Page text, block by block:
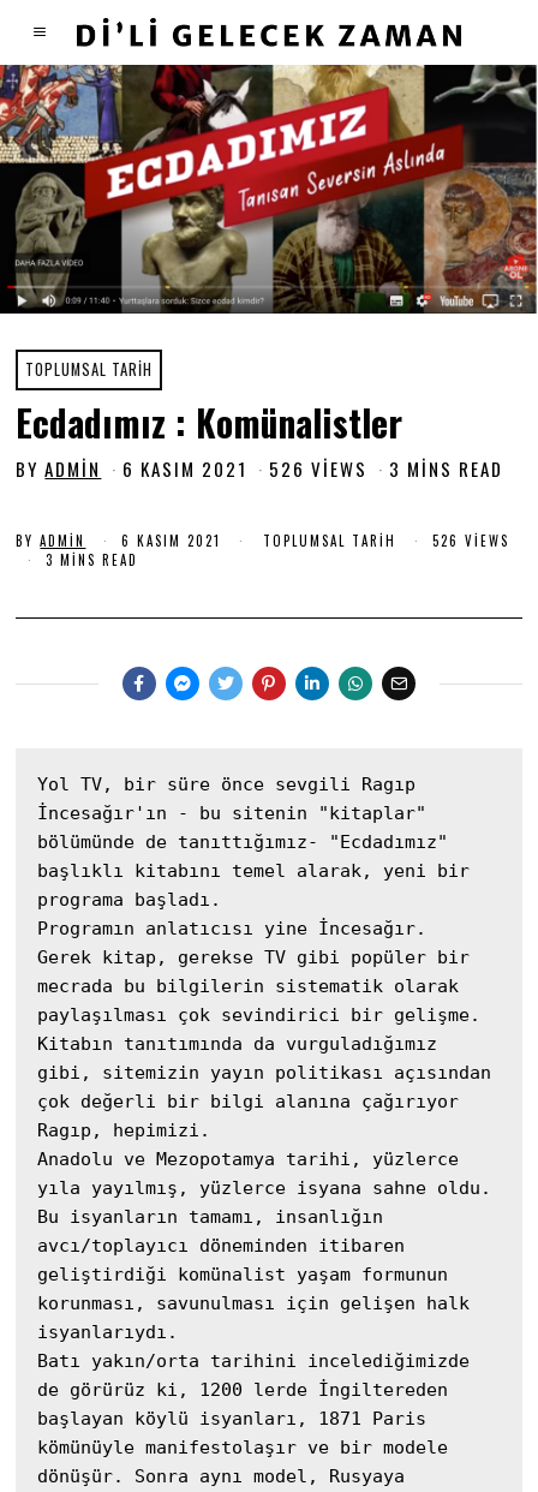
TOPLUMSAL TARIH
Ecdadımız : Komünalistler
BYADMIN 6 KASIM 2021 9
2
2
1
526 VIEWS 3 MINS READ
BYADMIN 6 KASIM 2021
0
2
1
TOPLUMSAL TARIH
526 VIEWS
3 MINS READ
Yol TV, bir süre önce sevgili Ragıp
İncesağır'ın - bu sitenin "kitaplar"
bölümünde de tanıttığımız- "Ecdadımız"
başlıklı kitabını temel alarak, yeni bir
programa başladı.
Programın anlatıcısı yine İncesağır.
Gerek kitap, gerekse TV gibi popüler bir
mecrada bu bilgilerin sistematik olarak
paylaşılması çok sevindirici bir gelişme.
Kitabın tanıtımında da vurguladığımız
gibi, sitemizin yayın politikası açısından
çok değerli bir bilgi alanına çağırıyor
Ragıp, hepimizi.
Anadolu ve Mezopotamya tarihi, yüzlerce
yıla yayılmış, yüzlerce isyana sahne oldu.
Bu isyanların tamamı, insanlığın
avcı/toplayıcı döneminden itibaren
geliştirdiği komünalist yaşam formunun
korunması, savunulması için gelişen halk
isyanlarıydı.
Batı yakın/orta tarihini incelediğimizde
de görürüz ki, 1200 lerde İngiltereden
başlayan köylü isyanları, 1871 Paris
kömünüyle manifestolaşır ve bir modele
dönüşür. Sonra aynı model, Rusyaya